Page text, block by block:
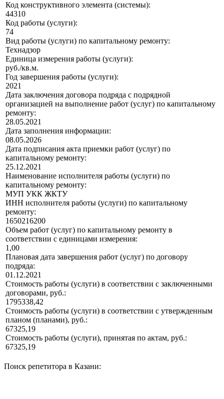
Код конструктивного элемента (системы):
44310
Код работы (услуги):
74
Вид работы (услуги) по капитальному ремонту:
Технадзор
Единица измерения работы (услуги):
руб./кв.м.
Год завершения работы (услуги):
2021
Дата заключения договора подряда с подрядной
организацией на выполнение работ (услуг) по капитальному
ремонту:
28.05.2021
Дата заполнения информации:
08.05.2026
Дата подписания акта приемки работ (услуг) по
капитальному ремонту:
25.12.2021
Наименование исполнителя работы (услуги) по
капитальному ремонту:
МУП УКК ЖКТУ
ИНН исполнителя работы (услуги) по капитальному
ремонту:
1650216200
Объем работ (услуг) по капитальному ремонту в
соответствии с единицами измерения:
1,00
Плановая дата завершения работ (услуг) по договору
подряда:
01.12.2021
Стоимость работы (услуги) в соответствии с заключенными
договорами, руб.:
1795338,42
Стоимость работы (услуги) в соответствии с утвержденным
планом (планами), руб.:
67325,19
Стоимость работы (услуги), принятая по актам, руб.:
67325,19
Поиск репетитора в Казани: